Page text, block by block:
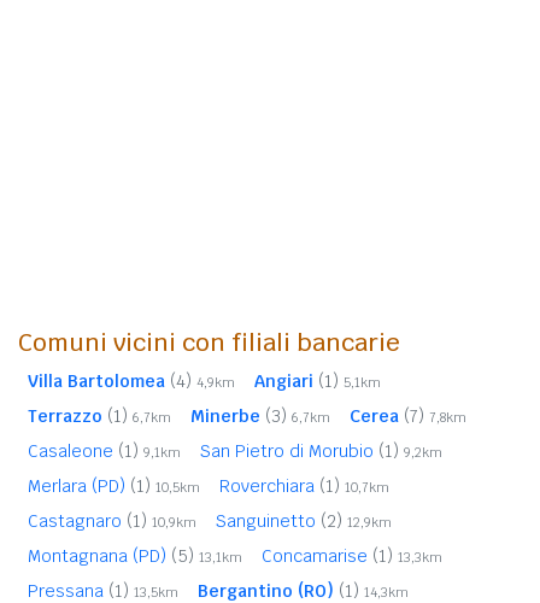
Comuni vicini con filiali bancarie
Villa Bartolomea (4) 4,9km Angiari (1) 5,1km
Terrazzo (1) 6,7km Minerbe (3) 6,7km Cerea (7) 7,8km
Casaleone (1) 9,1km San Pietro di Morubio (1) 9,2km
Merlara (PD) (1) 10,5km Roverchiara (1) 10,7km
Castagnaro (1) 10,9km Sanguinetto (2) 12,9km
Montagnana (PD) (5) 13,1km Concamarise (1) 13,3km
Pressana (1) 13,5km Bergantino (RO) (1) 14,3km